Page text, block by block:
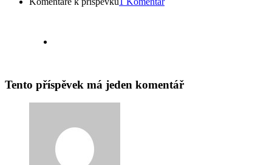
Tento příspěvek má jeden komentář